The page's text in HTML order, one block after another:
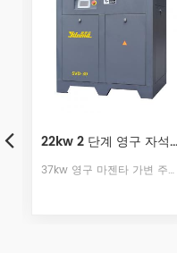
22kw 단일 단계 영구 자석 나사 공기 압축기
단일 단계 영구 자석 나사 공기 압축기 사용 고강도 NdFeB (네오디뮴 철 붕소) 자성 강, 고 자기 에너지 제품 및 보자력 / NdFeB 자기 강철, 희토류 영구 자석 모터는 작은 크기, 경량, 고효율, 좋은 특성 등, 일련의 장점을 가지고 있습니다.